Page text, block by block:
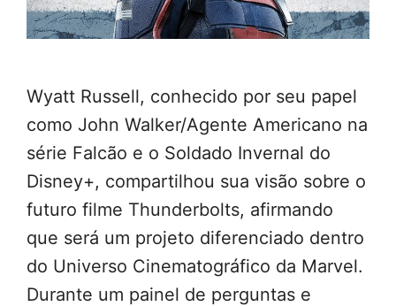
Wyatt Russell, conhecido por seu papel
como John Walker/Agente Americano na
série Falcão e o Soldado Invernal do
Disney+, compartilhou sua visão sobre o
futuro filme Thunderbolts, afirmando
que será um projeto diferenciado dentro
do Universo Cinematográfico da Marvel.
Durante um painel de perguntas e